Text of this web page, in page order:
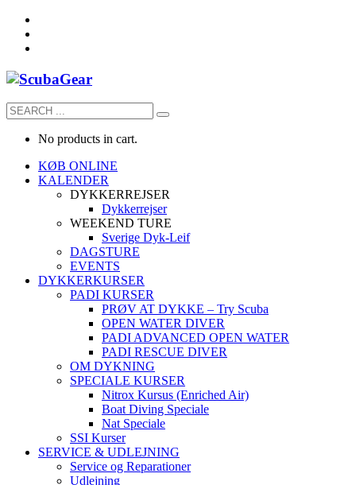
No products in cart.
KØB ONLINE
KALENDER
DYKKERREJSER
Dykkerrejser
WEEKEND TURE
Sverige Dyk-Leif
DAGSTURE
EVENTS
DYKKERKURSER
PADI KURSER
PRØV AT DYKKE – Try Scuba
OPEN WATER DIVER
PADI ADVANCED OPEN WATER
PADI RESCUE DIVER
OM DYKNING
SPECIALE KURSER
Nitrox Kursus (Enriched Air)
Boat Diving Speciale
Nat Speciale
SSI Kurser
SERVICE & UDLEJNING
Service og Reparationer
Udlejning